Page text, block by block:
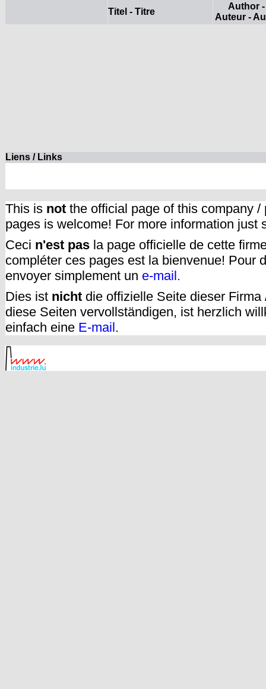
Titel - Titre
Author -
Auteur -
Liens / Links
This is not the official page of this company
pages is welcome! For more information just
Ceci n'est pas la page officielle de cette
compléter ces pages est la bienvenue! Pour
envoyer simplement un e-mail.
Dies ist nicht die offizielle Seite dieser
diese Seiten vervollständigen, ist herzlich
einfach eine E-mail.